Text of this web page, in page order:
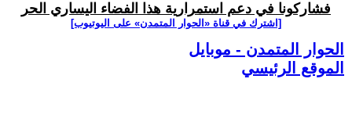
فشاركونا في دعم استمرارية هذا الفضاء اليساري الحر
[اشترك في قناة ‫«الحوار المتمدن» على اليوتيوب]
الحوار المتمدن - موبايل
الموقع الرئيسي